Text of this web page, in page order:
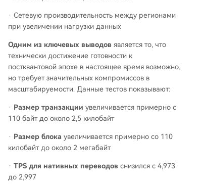
· Сетевую производительность между регионами
при увеличении нагрузки данных
Одним из ключевых выводов является то, что
технически достижение готовности к
постквантовой эпохе в настоящее время возможно,
но требует значительных компромиссов в
масштабируемости. Данные тестов показывают:
· Размер транзакции увеличивается примерно с
110 байт до около 2,5 килобайт
· Размер блока увеличивается примерно со 110
килобайт до около 2 мегабайт
· TPS для нативных переводов снизился с 4,973
до 2,997